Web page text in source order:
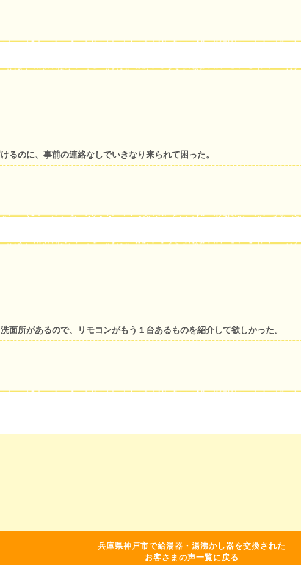
るのに、事前の連絡なしでいきなり来られて困った。
面所があるので、リモコンがもう１台あるものを紹介して欲しかった。
兵庫県神戸市で給湯器・湯沸かし器を交換された
お客さまの声一覧に戻る